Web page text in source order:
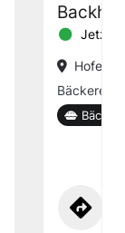
Jetzt
Hofer
Bäckerei